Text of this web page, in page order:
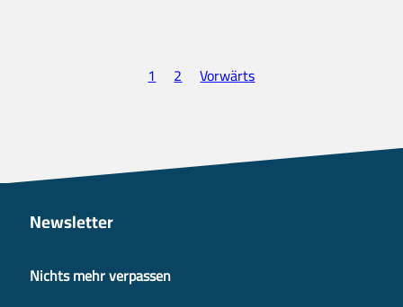
1 2 Vorwärts
Newsletter
Nichts mehr verpassen